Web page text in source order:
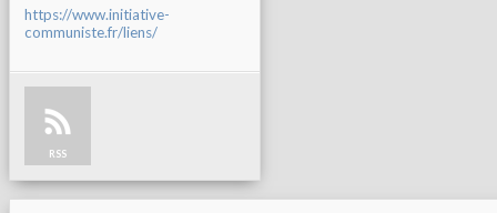
https://www.initiative-
communiste.fr/liens/
RSS